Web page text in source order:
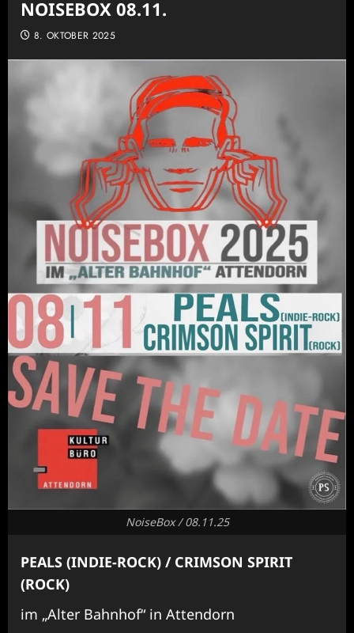
NOISEBOX 08.11.
8. OKTOBER 2025
NoiseBox / 08.11.25
PEALS (INDIE-ROCK) / CRIMSON SPIRIT
(ROCK)
im „Alter Bahnhof“ in Attendorn